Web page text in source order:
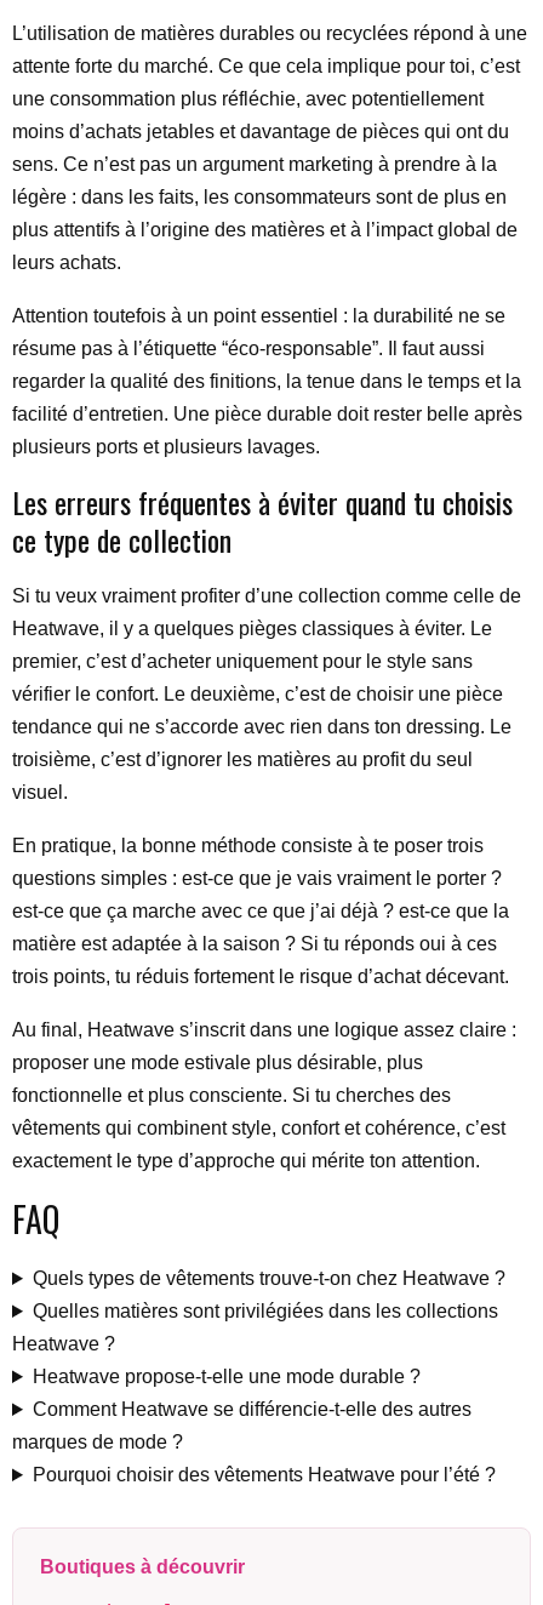
L’utilisation de matières durables ou recyclées répond à une
attente forte du marché. Ce que cela implique pour toi, c’est
une consommation plus réfléchie, avec potentiellement
moins d’achats jetables et davantage de pièces qui ont du
sens. Ce n’est pas un argument marketing à prendre à la
légère : dans les faits, les consommateurs sont de plus en
plus attentifs à l’origine des matières et à l’impact global de
leurs achats.
Attention toutefois à un point essentiel : la durabilité ne se
résume pas à l’étiquette “éco-responsable”. Il faut aussi
regarder la qualité des finitions, la tenue dans le temps et la
facilité d’entretien. Une pièce durable doit rester belle après
plusieurs ports et plusieurs lavages.
Les erreurs fréquentes à éviter quand tu choisis
ce type de collection
Si tu veux vraiment profiter d’une collection comme celle de
Heatwave, il y a quelques pièges classiques à éviter. Le
premier, c’est d’acheter uniquement pour le style sans
vérifier le confort. Le deuxième, c’est de choisir une pièce
tendance qui ne s’accorde avec rien dans ton dressing. Le
troisième, c’est d’ignorer les matières au profit du seul
visuel.
En pratique, la bonne méthode consiste à te poser trois
questions simples : est-ce que je vais vraiment le porter ?
est-ce que ça marche avec ce que j’ai déjà ? est-ce que la
matière est adaptée à la saison ? Si tu réponds oui à ces
trois points, tu réduis fortement le risque d’achat décevant.
Au final, Heatwave s’inscrit dans une logique assez claire :
proposer une mode estivale plus désirable, plus
fonctionnelle et plus consciente. Si tu cherches des
vêtements qui combinent style, confort et cohérence, c’est
exactement le type d’approche qui mérite ton attention.
FAQ
Quels types de vêtements trouve-t-on chez Heatwave ?
Quelles matières sont privilégiées dans les collections
Heatwave ?
Heatwave propose-t-elle une mode durable ?
Comment Heatwave se différencie-t-elle des autres
marques de mode ?
Pourquoi choisir des vêtements Heatwave pour l’été ?
Boutiques à découvrir